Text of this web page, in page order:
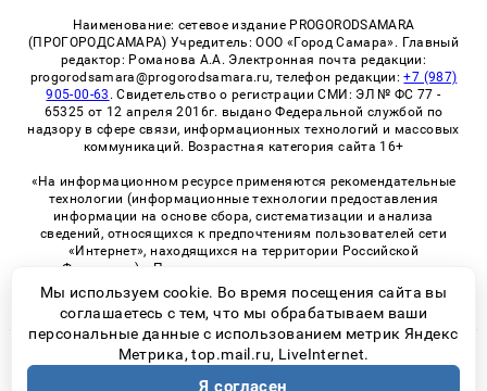
Наименование: сетевое издание PROGORODSAMARA
(ПРОГОРОДСАМАРА) Учредитель: ООО «Город Самара». Главный
редактор: Романова А.А. Электронная почта редакции:
progorodsamara@progorodsamara.ru, телефон редакции:+7 (987)
905-00-63 . Свидетельство о регистрации СМИ: ЭЛ № ФС 77 -
65325 от 12 апреля 2016г. выдано Федеральной службой по
надзору в сфере связи, информационных технологий и массовых
коммуникаций. Возрастная категория сайта 16+
«На информационном ресурсе применяются рекомендательные
технологии (информационные технологии предоставления
информации на основе сбора, систематизации и анализа
сведений, относящихся к предпочтениям пользователей сети
«Интернет», находящихся на территории Российской
Федерации)». Правила применения рекомендательных
технологий в виджетах рекламно-обменной сети
«СМИ2» (PDF)
© 2026 «ProGorodSamara» | Все права защищены
Возрастная категория сайта 16+
Мы используем cookie. Во время посещения сайта вы
соглашаетесь с тем, что мы обрабатываем ваши
персональные данные с использованием метрик Яндекс
Метрика, top.mail.ru, LiveInternet.
Я согласен